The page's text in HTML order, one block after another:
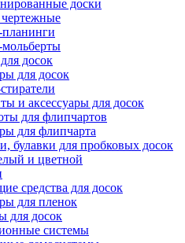
доски
досок
для досок
и аксессуары для досок
для флипчартов
для флипчарта
булавки для пробковых досок
и цветной
средства для досок
для пленок
для досок
системы